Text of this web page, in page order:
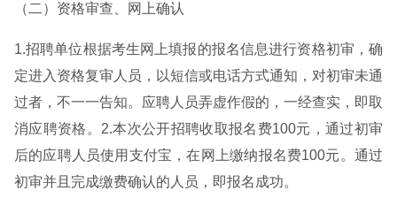
（二）资格审查、网上确认
1.招聘单位根据考生网上填报的报名信息进行资格初审，确
定进入资格复审人员，以短信或电话方式通知，对初审未通
过者，不一一告知。应聘人员弄虚作假的，一经查实，即取
消应聘资格。2.本次公开招聘收取报名费100元，通过初审
后的应聘人员使用支付宝，在网上缴纳报名费100元。通过
初审并且完成缴费确认的人员，即报名成功。